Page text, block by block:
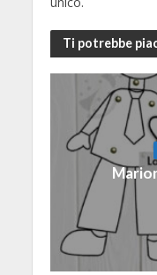
Ti potrebbe